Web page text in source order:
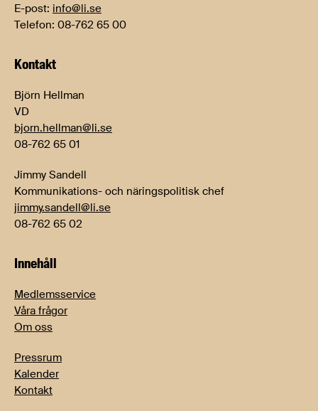
E-post: info@li.se
Telefon: 08-762 65 00
Kontakt
Björn Hellman
VD
bjorn.hellman@li.se
08-762 65 01
Jimmy Sandell
Kommunikations- och näringspolitisk chef
jimmy.sandell@li.se
08-762 65 02
Innehåll
Medlemsservice
Våra frågor
Om oss
Pressrum
Kalender
Kontakt